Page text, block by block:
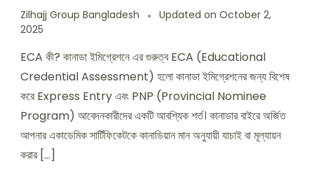
Zilhajj Group Bangladesh Updated on October 2,
2025
ECA কী? কানাডা ইমিগ্রেশনে এর গুরুত্ব ECA (Educational
Credential Assessment) হলো কানাডা ইমিগ্রেশনের জন্য বিশেষ
করে Express Entry এবং PNP (Provincial Nominee
Program) আবেদনকারীদের একটি আবশ্যিক শর্ত। কানাডার বাইরে অর্জিত
আপনার একাডেমিক সার্টিফিকেটকে কানাডিয়ান মান অনুযায়ী যাচাই বা মূল্যায়ন
করার […]